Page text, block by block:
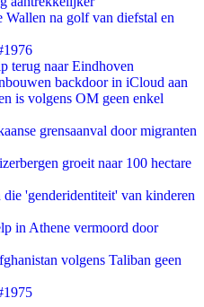
na golf van diefstal en
terug naar Eindhoven
backdoor in iCloud aan
is volgens OM geen enkel
grensaanval door migranten
groeit naar 100 hectare
'genderidentiteit' van kinderen
in Athene vermoord door
volgens Taliban geen